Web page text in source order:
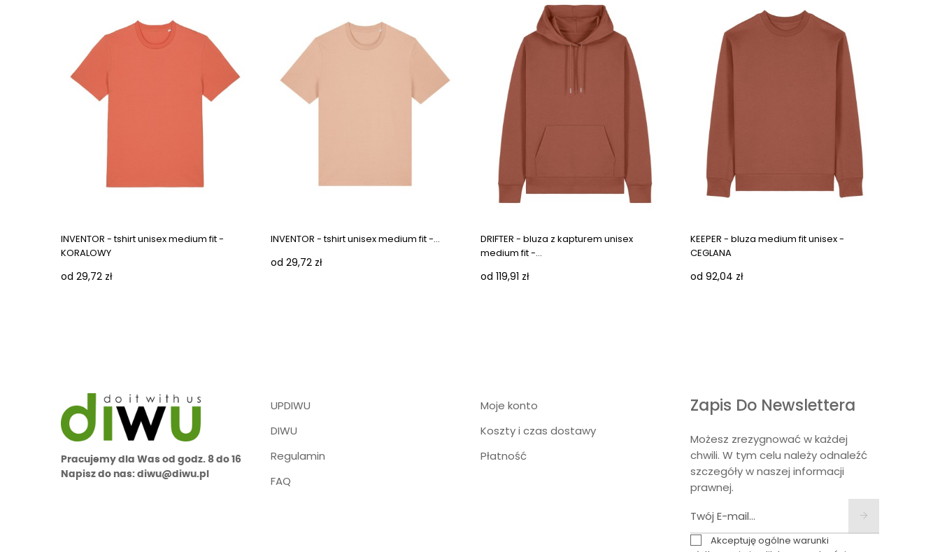
INVENTOR - tshirt unisex medium fit -
KORALOWY
od 29,72 zł
INVENTOR - tshirt unisex medium fit -...
od 29,72 zł
DRIFTER - bluza z kapturem unisex
medium fit -...
od 119,91 zł
KEEPER - bluza medium fit unisex -
CEGLANA
od 92,04 zł
Pracujemy dla Was od godz. 8 do 16
Napisz do nas: diwu@diwu.pl
UPDIWU
DIWU
Regulamin
FAQ
Moje konto
Koszty i czas dostawy
Płatność
Zapis Do Newslettera
Możesz zrezygnować w każdej
chwili. W tym celu należy odnaleźć
szczegóły w naszej informacji
prawnej.
Akceptuję ogólne warunki